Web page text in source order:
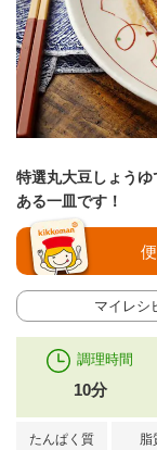
特選丸大豆しょう
ある一皿です！
マイレシ
調理時間
10分
たんぱく質 脂